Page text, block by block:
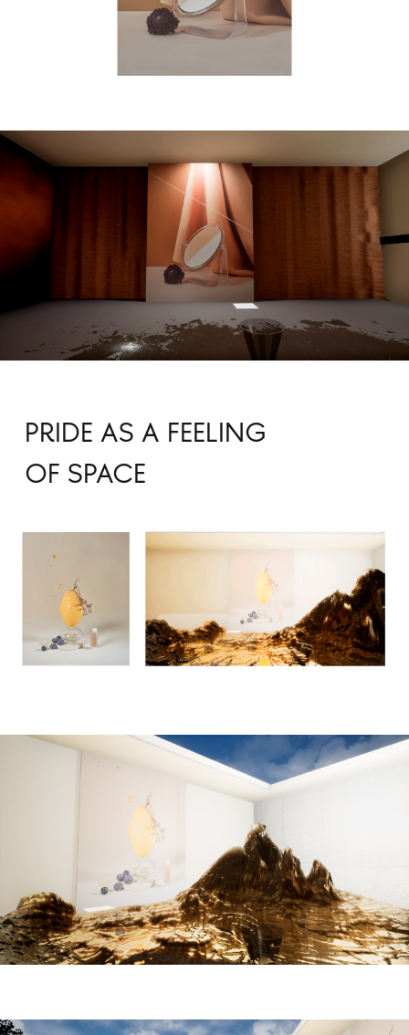
PRIDE AS A FEELING
OF SPACE